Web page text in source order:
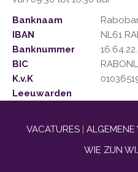
Banknaam
IBAN
Banknummer
BIC
K.v.K
Leeuwarden
NL61
VACATURES |
WIE ZIJN